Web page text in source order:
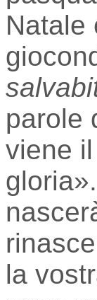
Natale
parole
viene
la